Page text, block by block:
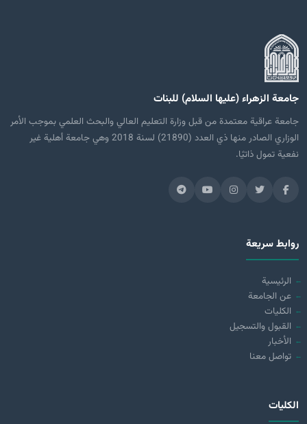
جامعة الزهراء (عليها السلام) للبنات
جامعة عراقية معتمدة من قبل وزارة التعليم العالي والبحث العلمي بموجب الأمر
الوزاري الصادر منها ذي العدد (21890) لسنة 2018 وهي جامعة أهلية غير
نفعية تمول ذاتيًا.
روابط سريعة
الرئيسية
عن الجامعة
الكليات
القبول والتسجيل
الأخبار
تواصل معنا
الكليات